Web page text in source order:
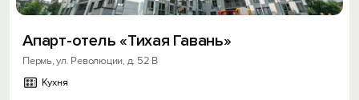
Апарт-отель «Тихая Гавань»
Пермь, ул. Революции, д. 52 В
Кухня